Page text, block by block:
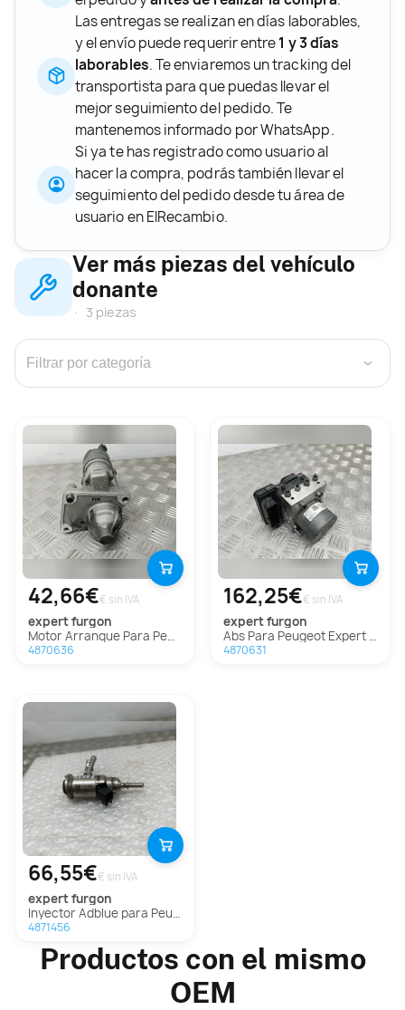
Las entregas se realizan en días laborables,
y el envío puede requerir entre1 y 3 días
laborables. Te enviaremos un tracking del
transportista para que puedas llevar el
mejor seguimiento del pedido. Te
mantenemos informado por WhatsApp.
Si ya te has registrado como usuario al
hacer la compra, podrás también llevar el
seguimiento del pedido desde tu área de
usuario en ElRecambio.
Ver más piezas del vehículo
donante
3 piezas
›
42,66€€ sin IVA
expert furgon
Motor Arranque Para Peugeot Expert Furgón
4870636
162,25€€ sin IVA
expert furgon
Abs Para Peugeot Expert Furgón
4870631
66,55€€ sin IVA
expert furgon
Inyector Adblue para Peugeot Expert Furgón
4871456
Productos con el mismo
OEM